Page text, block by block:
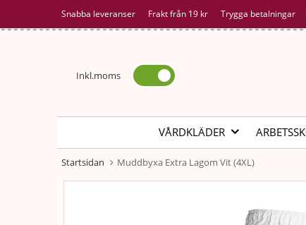
Snabba leveranser Frakt från 19 kr Trygga betalningar
Inkl.moms
VÅRDKLÄDER
Startsidan Muddbyxa Extra Lagom Vit (4XL)